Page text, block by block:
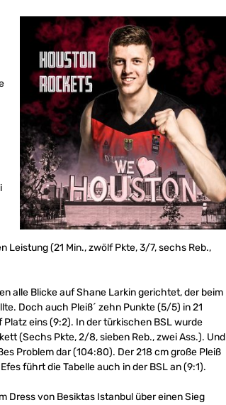
(21 Min., zwölf Pkte, 3/7, sechs Reb.,
alle Blicke auf Shane Larkin gerichtet, der beim
Doch auch Pleiß´ zehn Punkte (5/5) in 21
eins (9:2). In der türkischen BSL wurde
(Sechs Pkte, 2/8, sieben Reb., zwei Ass.). Und
Problem dar (104:80). Der 218 cm große Pleiß
führt die Tabelle auch in der BSL an (9:1).
Dress von Besiktas Istanbul über einen Sieg